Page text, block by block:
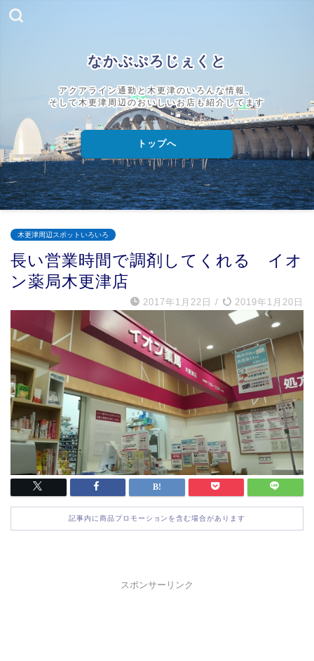
なかぶぷろじぇくと
アクアライン通勤と木更津のいろんな情報、
そして木更津周辺のおいしいお店も紹介してます
トップへ
木更津周辺スポットいろいろ
長い営業時間で調剤してくれる イオ
ン薬局木更津店
2017年1月22日 / 2019年1月20日
記事内に商品プロモーションを含む場合があります
スポンサーリンク